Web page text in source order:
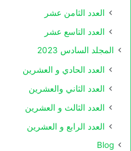
العدد الثامن عشر
العدد التاسع عشر
المجلد السادس 2023
العدد الحادي و العشرين
العدد الثاني والعشرين
العدد الثالث و العشرين
العدد الرابع و العشرين
Blog